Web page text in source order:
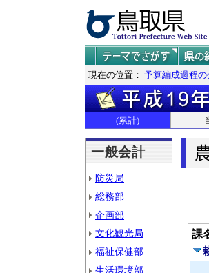
現在の位置： 予算編成過程の
(累計)
一般会計
防災局
総務部
企画部
文化観光局
福祉保健部
生活環境部
課